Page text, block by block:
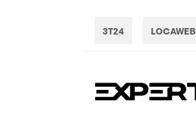
3T24 LOCAWEB